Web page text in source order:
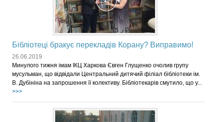
Бібліотеці бракує перекладів Корану? Виправимо!
26.06.2019
Минулого тижня імам ІКЦ Харкова Євген Глущенко очолив групу
мусульман, що відвідали Центральний дитячий філіал бібліотеки ім.
В. Дубініна на запрошення її колективу. Бібліотекарів смутило, що у...
>>>